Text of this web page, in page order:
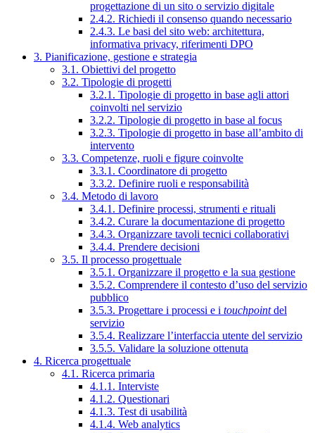
progettazione di un sito o servizio digitale
2.4.2. Richiedi il consenso quando necessario
2.4.3. Le basi del sito web: architettura,
informativa privacy, riferimenti DPO
3. Pianificazione, gestione e strategia
3.1. Obiettivi del progetto
3.2. Tipologie di progetti
3.2.1. Tipologie di progetto in base agli attori
coinvolti nel servizio
3.2.2. Tipologie di progetto in base al focus
3.2.3. Tipologie di progetto in base all’ambito di
intervento
3.3. Competenze, ruoli e figure coinvolte
3.3.1. Coordinatore di progetto
3.3.2. Definire ruoli e responsabilità
3.4. Metodo di lavoro
3.4.1. Definire processi, strumenti e rituali
3.4.2. Curare la documentazione di progetto
3.4.3. Organizzare tavoli tecnici collaborativi
3.4.4. Prendere decisioni
3.5. Il processo progettuale
3.5.1. Organizzare il progetto e la sua gestione
3.5.2. Comprendere il contesto d’uso del servizio
pubblico
3.5.3. Progettare i processi e i touchpointdel
servizio
3.5.4. Realizzare l’interfaccia utente del servizio
3.5.5. Validare la soluzione ottenuta
4. Ricerca progettuale
4.1. Ricerca primaria
4.1.1. Interviste
4.1.2. Questionari
4.1.3. Test di usabilità
4.1.4. Web analytics